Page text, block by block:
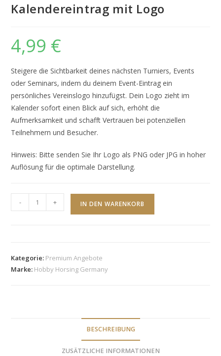
Kalendereintrag mit Logo
4,99 €
Steigere die Sichtbarkeit deines nächsten Turniers, Events
oder Seminars, indem du deinem Event-Eintrag ein
persönliches Vereinslogo hinzufügst. Dein Logo zieht im
Kalender sofort einen Blick auf sich, erhöht die
Aufmerksamkeit und schafft Vertrauen bei potenziellen
Teilnehmern und Besucher.
Hinweis: Bitte senden Sie Ihr Logo als PNG oder JPG in hoher
Auflösung für die optimale Darstellung.
Kalendereintrag
mit
- + IN DEN WARENKORB
Kategorie: Premium Angebote
Marke: Hobby Horsing Germany
BESCHREIBUNG
ZUSÄTZLICHE INFORMATIONEN